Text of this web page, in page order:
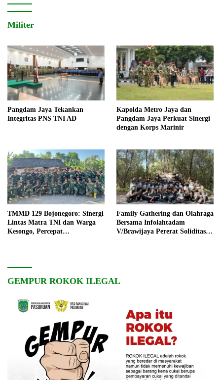
Militer
Pangdam Jaya Tekankan
Integritas PNS TNI AD
Kapolda Metro Jaya dan
Pangdam Jaya Perkuat Sinergi
dengan Korps Marinir
TMMD 129 Bojonegoro: Sinergi
Lintas Matra TNI dan Warga
Kesongo, Percepat
Family Gathering dan Olahraga
Bersama Infolahtadam
V/Brawijaya Pererat Soliditas
GEMPUR ROKOK ILEGAL